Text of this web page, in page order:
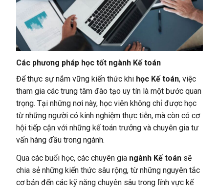
Các phương pháp học tốt ngành Kế toán
Để thực sự nắm vững kiến thức khi học Kế toán, việc
tham gia các trung tâm đào tạo uy tín là một bước quan
trọng. Tại những nơi này, học viên không chỉ được học
từ những người có kinh nghiệm thực tiễn, mà còn có cơ
hội tiếp cận với những kế toán trưởng và chuyên gia tư
vấn hàng đầu trong ngành.
Qua các buổi học, các chuyên gia ngành Kế toánsẽ
chia sẻ những kiến thức sâu rộng, từ những nguyên tắc
cơ bản đến các kỹ năng chuyên sâu trong lĩnh vực kế